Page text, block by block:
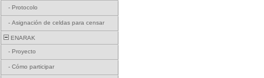
- Protocolo
- Asignación de celdas para censar
ENARAK
- Proyecto
- Cómo participar